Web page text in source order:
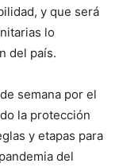
y que será
lo
del país.
semana por el
la protección
y etapas para
del